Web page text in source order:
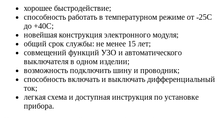
хорошее быстродействие;
способность работать в температурном режиме от -25С
до +40С;
новейшая конструкция электронного модуля;
общий срок службы: не менее 15 лет;
совмещений функций УЗО и автоматического
выключателя в одном изделии;
возможность подключить шину и проводник;
способность включать и выключать дифференциальный
ток;
легкая схема и доступная инструкция по установке
прибора.